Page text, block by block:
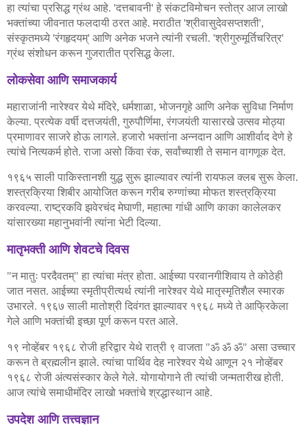
हात्यांचाप्रसिद्धग्रंथआहे. 'दत्तबावनी' हेसंकटविमोचनस्तोत्रआजलाखो
भक्तांच्याजीवनातफलदायीठरतआहे. मराठीत'श्रीवासुदेवसप्तशती',
संस्कृतमध्ये 'रंगहृदयम्' आणिअनेकभजनेत्यांनीरचली. 'श्रीगुरुमूर्तिचरित्र'
ग्रंथसंशोधनकरूनगुजरातीतप्रसिद्धकेला.
लोकसेवा आणि समाजकार्य
महाराजांनीनारेश्वरयेथेमंदिरे, धर्मशाळा, भोजनगृहेआणिअनेकसुविधानिर्माण
केल्या. प्रत्येकवर्षीदत्तजयंती, गुरुपौर्णिमा, रंगजयंतीयासारखेउत्सवमोठ्या
प्रमाणावरसाजरेहोऊलागले. हजारोभक्तांनाअन्नदानआणिआशीर्वाददेणेहे
त्यांचेनित्यकर्महोते. राजाअसोकिंवारंक, सर्वांच्याशीतेसमानवागणूकदेत.
१९६५सालीपाकिस्तानशीयुद्धसुरूझाल्यावरत्यांनीरायफलक्लबसुरूकेला.
शस्त्रक्रियाशिबीरआयोजितकरूनगरीबरुग्णांच्यामोफतशस्त्रक्रिया
करवल्या. राष्ट्रकविझवेरचंदमेघाणी, महात्मागांधीआणिकाकाकालेलकर
यांसारख्यामहानुभवांनीत्यांनाभेटीदिल्या.
मातृभक्ती आणि शेवटचे दिवस
"नमातुः परदैवतम्" हात्यांचामंत्रहोता. आईच्यापरवानगीशिवायतेकोठेही
जातनसत. आईच्यास्मृतीप्रीत्यर्थत्यांनीनारेश्वरयेथेमातृस्मृतिशैलस्मारक
उभारले. १९६७ सालीमातोश्रीदिवंगतझाल्यावर १९६८ मध्येतेआफ्रिकेला
गेलेआणिभक्तांचीइच्छापूर्णकरूनपरतआले.
१९ नोव्हेंबर १९६८ रोजीहरिद्वारयेथेरात्री ९ वाजता "ॐॐॐ" असाउच्चार
करूनतेब्रह्मलीनझाले. त्यांचापार्थिवदेहनारेश्वरयेथेआणून २१ नोव्हेंबर
१९६८ रोजीअंत्यसंस्कारकेलेगेले. योगायोगानेतीत्यांचीजन्मतारीखहोती.
आजत्यांचेसमाधीमंदिरलाखोभक्तांचेश्रद्धास्थानआहे.
उपदेश आणि तत्त्वज्ञान